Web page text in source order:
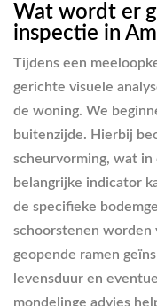
Wat wordt er
inspectie in
Tijdens een
gerichte visuele
de woning. We
buitenzijde. Hierbij
scheurvorming, wat in
belangrijke indicator
de specifieke
schoorstenen worden
geopende ramen
levensduur en
mondelinge advies